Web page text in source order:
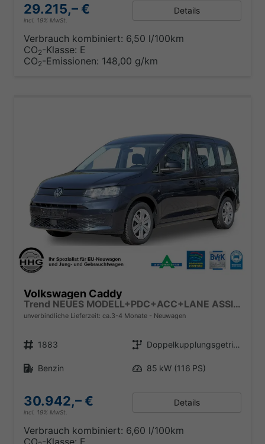
29.215,– €
incl. 19% MwSt.
Details
Verbrauch kombiniert: 6,50 l/100km
CO2-Klasse: E
CO2-Emissionen: 148,00 g/km
Volkswagen Caddy
Trend NEUES MODELL+PDC+ACC+LANE ASSIST
unverbindliche Lieferzeit: ca.3-4 Monate Neuwagen
Fahrzeugnr. 1883 Getriebe
Doppelkupplungsgetriebe (DSG)
Kraftstoff
Benzin Leistung 85 kW (116 PS)
30.942,– €
incl. 19% MwSt.
Details
Verbrauch kombiniert: 6,60 l/100km
CO -Klasse: E